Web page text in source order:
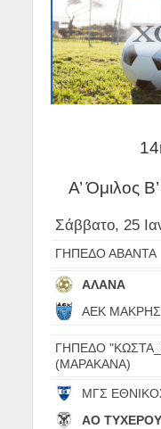
Α’ Όμιλος
Σάββατο, 25
ΓΗΠΕΔΟ ΑΒΑΝΤΑ
ΑΛΑΝΑ
ΑΕΚ ΜΑΚΡΗΣ
ΓΗΠΕΔΟ
(ΜΑΡΑΚΑΝΑ)
ΜΓΣ
ΑΟ ΤΥΧΕΡΟΥ